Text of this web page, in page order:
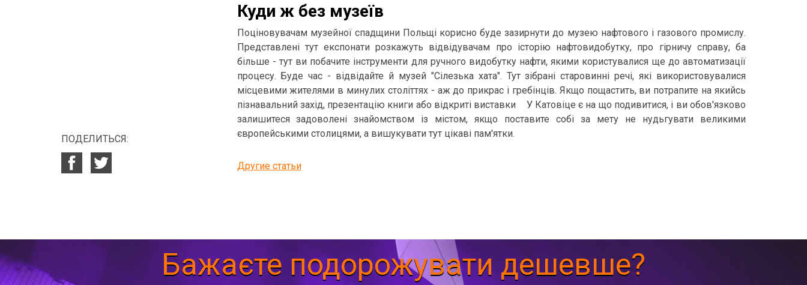
ПОДЕЛИТЬСЯ:
Куди ж без музеїв
Поціновувачам музейної спадщини Польщі корисно буде зазирнути до музею нафтового і газового промислу.
Представлені тут експонати розкажуть відвідувачам про історію нафтовидобутку, про гірничу справу, ба
більше - тут ви побачите інструменти для ручного видобутку нафти, якими користувалися ще до автоматизації
процесу. Буде час - відвідайте й музей "Сілезька хата". Тут зібрані старовинні речі, які використовувалися
місцевими жителями в минулих століттях - аж до прикрас і гребінців. Якщо пощастить, ви потрапите на якийсь
пізнавальний захід, презентацію книги або відкриті виставки
У Катовіце є на що подивитися, і ви обов'язково
залишитеся задоволені знайомством із містом, якщо поставите собі за мету не нудьгувати великими
європейськими столицями, а вишукувати тут цікаві пам'ятки.
Другие статьи
Бажаєте подорожувати дешевше?